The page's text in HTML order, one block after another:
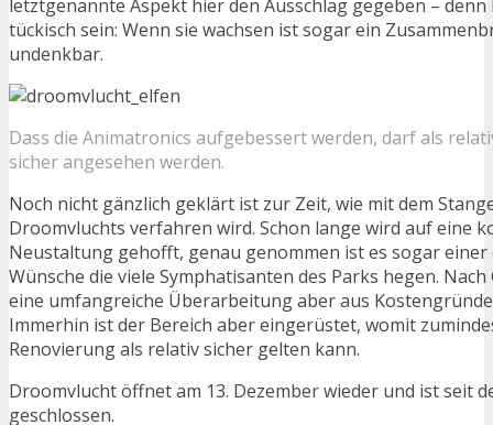
letztgenannte Aspekt hier den Ausschlag gegeben –
tückisch sein: Wenn sie wachsen ist sogar ein
undenkbar.
Dass die Animatronics aufgebessert werden, darf als
sicher angesehen werden.
Noch nicht gänzlich geklärt ist zur Zeit, wie mit dem
Droomvluchts verfahren wird. Schon lange wird auf eine
Neustaltung gehofft, genau genommen ist es sogar
Wünsche die viele Symphatisanten des Parks hegen.
eine umfangreiche Überarbeitung aber aus
Immerhin ist der Bereich aber eingerüstet, womit
Renovierung als relativ sicher gelten kann.
Droomvlucht öffnet am 13. Dezember wieder und ist seit
geschlossen.